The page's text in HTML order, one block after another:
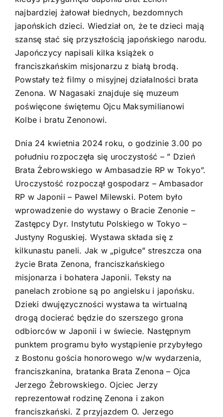
najbardziej żałował biednych, bezdomnych
japońskich dzieci. Wiedział on, że te dzieci mają
szansę stać się przyszłością japońskiego narodu.
Japończycy napisali kilka książek o
franciszkańskim misjonarzu z białą brodą.
Powstały też filmy o misyjnej działalności brata
Zenona. W Nagasaki znajduje się muzeum
poświęcone świętemu Ojcu Maksymilianowi
Kolbe i bratu Zenonowi.
Dnia 24 kwietnia 2024 roku, o godzinie 3.00 po
południu rozpoczęła się uroczystość – ” Dzień
Brata Żebrowskiego w Ambasadzie RP w Tokyo”.
Uroczystość rozpoczął gospodarz – Ambasador
RP w Japonii – Pawel Milewski. Potem było
wprowadzenie do wystawy o Bracie Zenonie –
Zastępcy Dyr. Instytutu Polskiego w Tokyo –
Justyny Roguskiej. Wystawa składa się z
kilkunastu paneli. Jak w „pigułce” streszcza ona
życie Brata Zenona, franciszkańskiego
misjonarza i bohatera Japonii. Teksty na
panelach zrobione są po angielsku i japońsku.
Dzieki dwujęzyczności wystawa ta wirtualną
drogą docierać będzie do szerszego grona
odbiorców w Japonii i w świecie. Następnym
punktem programu było wystąpienie przybyłego
z Bostonu gościa honorowego w/w wydarzenia,
franciszkanina, bratanka Brata Zenona – Ojca
Jerzego Żebrowskiego. Ojciec Jerzy
reprezentował rodzinę Zenona i zakon
franciszkański. Z przyjazdem O. Jerzego